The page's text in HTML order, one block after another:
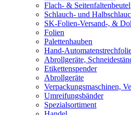
Flach- & Seitenfaltenbeutel
Schlauch- und
SK-Folien-Versand-, &
Folien
Palettenhauben
Hand-
Abrollgeräte,
Etikettenspender
Abrollgeräte
Verpackungsmaschinen,
Umreifungsbänder
Spezialsortiment